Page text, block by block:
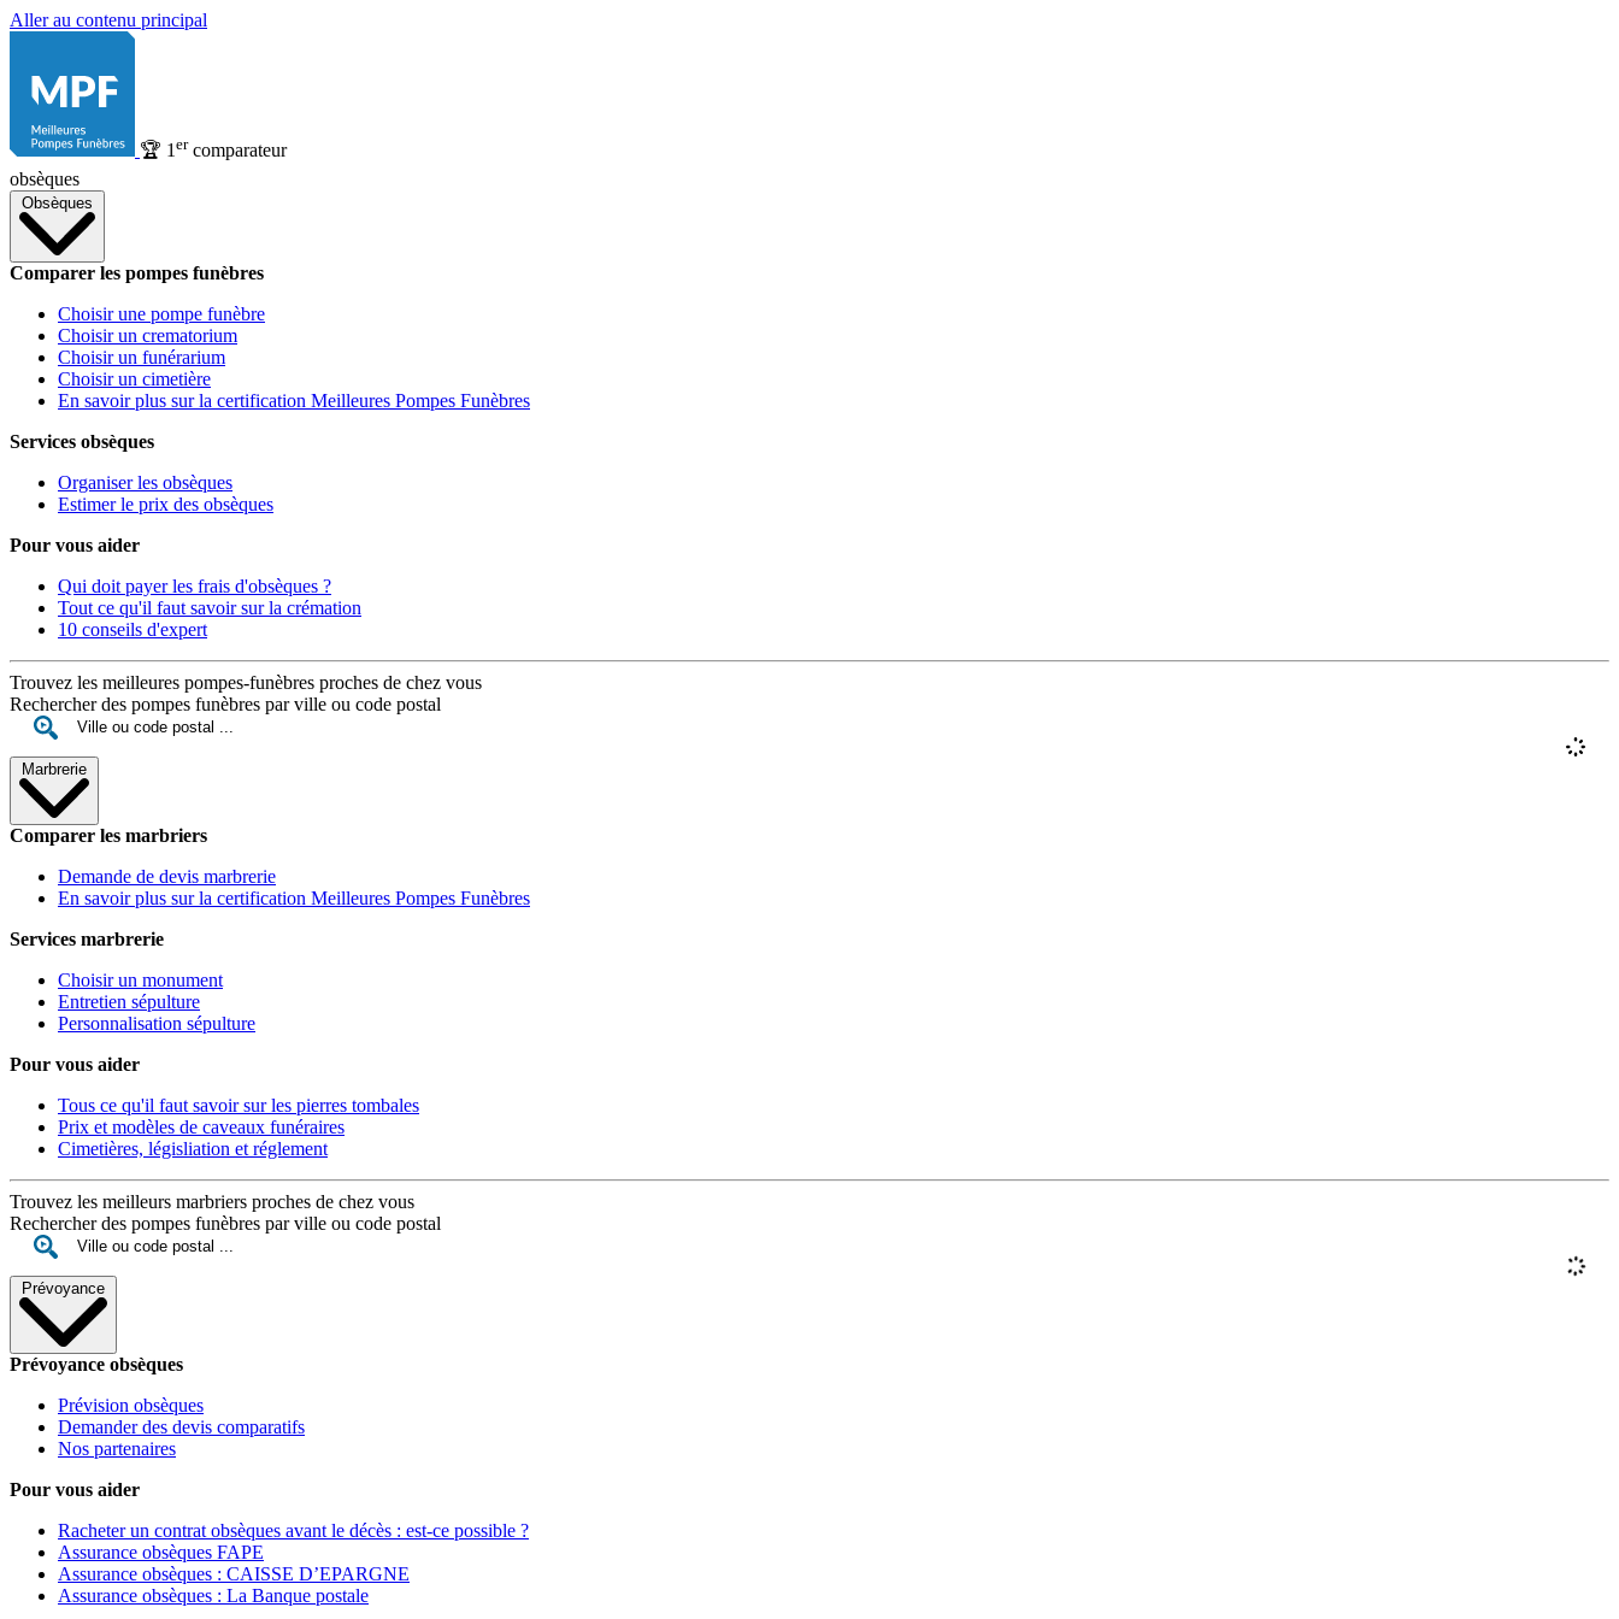
Aller au contenu principal
🏆 1 ercomparateur
obsèques
Obsèques
Comparer les pompes funèbres
Choisir une pompe funèbre
Choisir un crematorium
Choisir un funérarium
Choisir un cimetière
En savoir plus sur la certification Meilleures Pompes Funèbres
Services obsèques
Organiser les obsèques
Estimer le prix des obsèques
Pour vous aider
Qui doit payer les frais d'obsèques ?
Tout ce qu'il faut savoir sur la crémation
10 conseils d'expert
Trouvez les meilleures pompes-funèbres proches de chez vous
Rechercher des pompes funèbres par ville ou code postal
Marbrerie
Comparer les marbriers
Demande de devis marbrerie
En savoir plus sur la certification Meilleures Pompes Funèbres
Services marbrerie
Choisir un monument
Entretien sépulture
Personnalisation sépulture
Pour vous aider
Tous ce qu'il faut savoir sur les pierres tombales
Prix et modèles de caveaux funéraires
Cimetières, législiation et réglement
Trouvez les meilleurs marbriers proches de chez vous
Rechercher des pompes funèbres par ville ou code postal
Prévoyance
Prévoyance obsèques
Prévision obsèques
Demander des devis comparatifs
Nos partenaires
Pour vous aider
Racheter un contrat obsèques avant le décès : est-ce possible ?
Assurance obsèques FAPE
Assurance obsèques : CAISSE D’EPARGNE
Assurance obsèques : La Banque postale